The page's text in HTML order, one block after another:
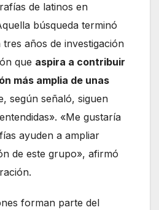
de latinos en
búsqueda terminó
años de investigación
que aspira a contribuir
más amplia de unas
según señaló, siguen
«Me gustaría
ayuden a ampliar
de este grupo», afirmó
forman parte del